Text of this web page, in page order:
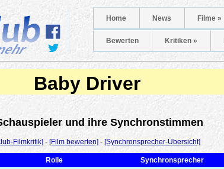
Home News Filme »
Bewerten Kritiken »
Baby Driver
und ihre Synchronstimmen
Filmkritik] - [Film bewerten] - [Synchronsprecher-Übersicht]
Rolle
Synchronsprecher